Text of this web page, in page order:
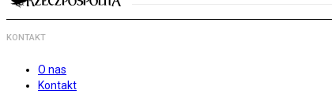
KONTAKT
O nas
Kontakt